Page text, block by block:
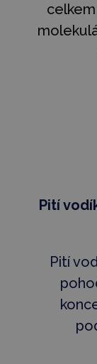
Pití
Pití